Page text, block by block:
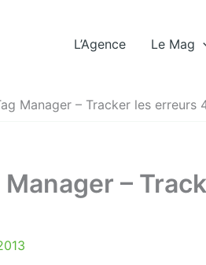
L’Agence Le Mag
Manager – Tracker les erreurs
–